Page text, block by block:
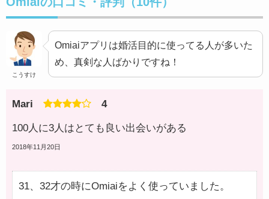
こうすけ
Omiaiアプリは婚活目的に使ってる人が多いた
め、真剣な人ばかりですね！
Mari 4
100人に3人はとても良い出会いがある
2018年11月20日
31、32才の時にOmiaiをよく使っていました。